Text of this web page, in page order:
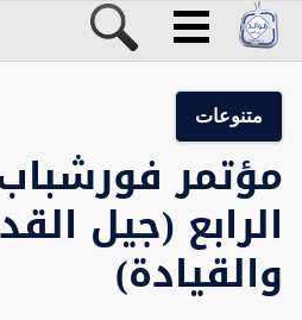
متنوعات
مؤتمر
الرابع (جيل
والقيادة)